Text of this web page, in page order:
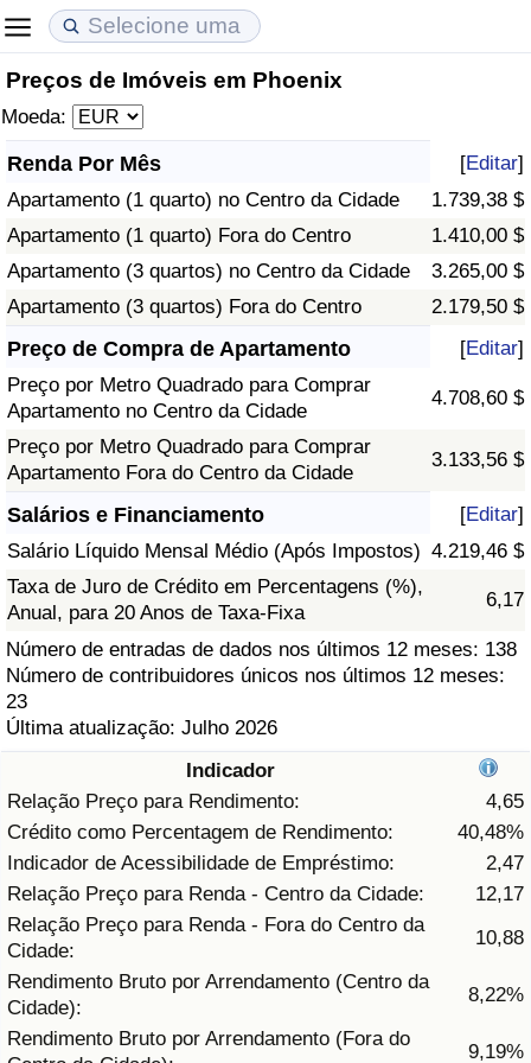
Preços de Imóveis em Phoenix
Moeda:
Renda Por Mês [Editar]
Apartamento (1 quarto) no Centro da Cidade
1.739,38 $
Apartamento (1 quarto) Fora do Centro
1.410,00 $
Apartamento (3 quartos) no Centro da Cidade
3.265,00 $
Apartamento (3 quartos) Fora do Centro
2.179,50 $
Preço de Compra de Apartamento [Editar]
Preço por Metro Quadrado para Comprar
Apartamento no Centro da Cidade
4.708,60 $
Preço por Metro Quadrado para Comprar
Apartamento Fora do Centro da Cidade
3.133,56 $
Salários e Financiamento [Editar]
Salário Líquido Mensal Médio (Após Impostos) 4.219,46 $
Taxa de Juro de Crédito em Percentagens (%),
Anual, para 20 Anos de Taxa-Fixa
6,17
Número de entradas de dados nos últimos 12 meses: 138
Número de contribuidores únicos nos últimos 12 meses:
23
Última atualização: Julho 2026
Indicador
Relação Preço para Rendimento:
4,65
Crédito como Percentagem de Rendimento:
40,48%
Indicador de Acessibilidade de Empréstimo:
2,47
Relação Preço para Renda - Centro da Cidade:
12,17
Relação Preço para Renda - Fora do Centro da
Cidade:
10,88
Rendimento Bruto por Arrendamento (Centro da
Cidade):
8,22%
Rendimento Bruto por Arrendamento (Fora do
9,19%
Custo de Vida
Indicador de Custo de Vida (Atual)
Indicador de Custo de Vida
Indicador de Custo de Vida Por País
Preços de Imóveis
Indicador de Preços de Imóveis (Atual)
Indicador de Preços de Imóveis
Indicador de Preços de Imóveis por País
Qualidade de Vida
Indicador de Qualidade de Vida
Indicador de Qualidade de Vida (Atual)
Índice de qualidade de vida por país
Taxa do Indicador de Crime (Atual)
Indicador de Crime
Índice de criminalidade por país
Saúde
Indicador de Saúde
Indicador de Saúde por País
Poluição
Indicador de Poluição (Atual)
Índice de poluição
Indicador de Poluição por País
Trânsito